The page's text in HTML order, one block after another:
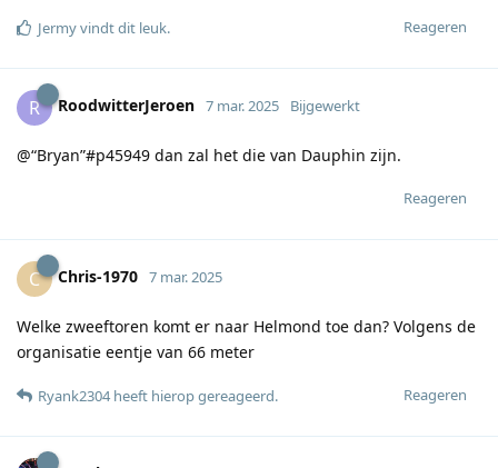
Reageren
Jermyvindt dit leuk.
R RoodwitterJeroen 7 mar. 2025 Bijgewerkt
@“Bryan”#p45949 dan zal het die van Dauphin zijn.
Reageren
C Chris-1970 7 mar. 2025
Welke zweeftoren komt er naar Helmond toe dan? Volgens de
organisatie eentje van 66 meter
Reageren
Ryank2304heeft hierop gereageerd.